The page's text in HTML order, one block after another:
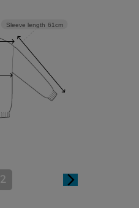
Sleeve length 61cm
2